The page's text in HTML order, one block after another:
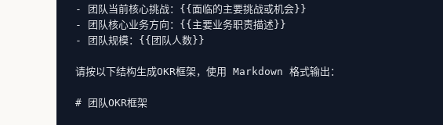
- 团队当前核心挑战：{{面临的主要挑战或机会}}
- 团队核心业务方向：{{主要业务职责描述}}
- 团队规模：{{团队人数}}
请按以下结构生成OKR框架，使用 Markdown 格式输出：
# 团队OKR框架